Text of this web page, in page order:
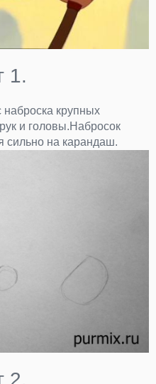
1.
крупных
и головы.Набросок
на карандаш.
2.